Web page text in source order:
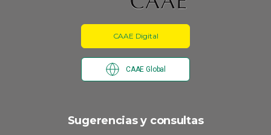
Sugerencias y consultas
CAAE Digital
CAAE Global